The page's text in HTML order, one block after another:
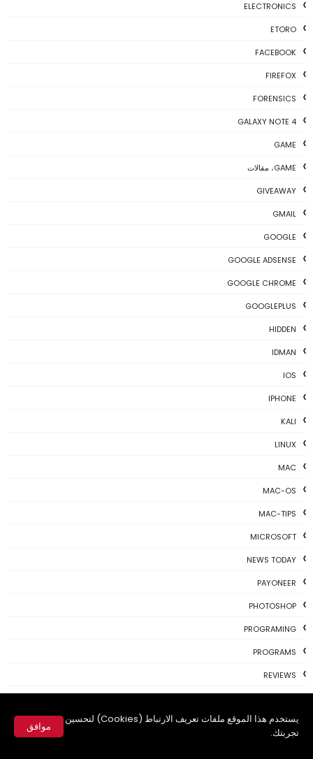
يستخدم هذا الموقع ملفات تعريف الارتباط (Cookies) لتحسين
تجربتك.
موافق
ELECTRONICS
ETORO
FACEBOOK
FIREFOX
FORENSICS
GALAXY NOTE 4
GAME
GAME، مقالات
GIVEAWAY
GMAIL
GOOGLE
GOOGLE ADSENSE
GOOGLE CHROME
GOOGLEPLUS
HIDDEN
IDMAN
IOS
IPHONE
KALI
LINUX
MAC
MAC-OS
MAC-TIPS
MICROSOFT
NEWS TODAY
PAYONEER
PHOTOSHOP
PROGRAMING
PROGRAMS
REVIEWS
TH3 NEWS